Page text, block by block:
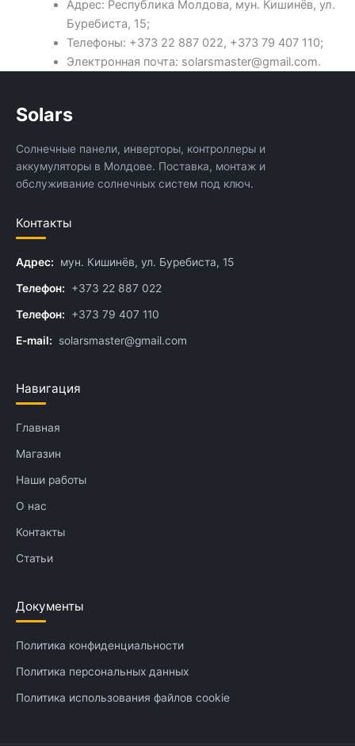
Адрес: Республика Молдова, мун. Кишинёв, ул.
Буребиста, 15;
Телефоны: +373 22 887 022, +373 79 407 110;
Электронная почта: solarsmaster@gmail.com.
Solars
Солнечные панели, инверторы, контроллеры и
аккумуляторы в Молдове. Поставка, монтаж и
обслуживание солнечных систем под ключ.
Контакты
Адрес: мун. Кишинёв, ул. Буребиста, 15
Телефон: +373 22 887 022
Телефон: +373 79 407 110
E-mail: solarsmaster@gmail.com
Навигация
Главная
Магазин
Наши работы
О нас
Контакты
Статьи
Документы
Политика конфиденциальности
Политика персональных данных
Политика использования файлов cookie